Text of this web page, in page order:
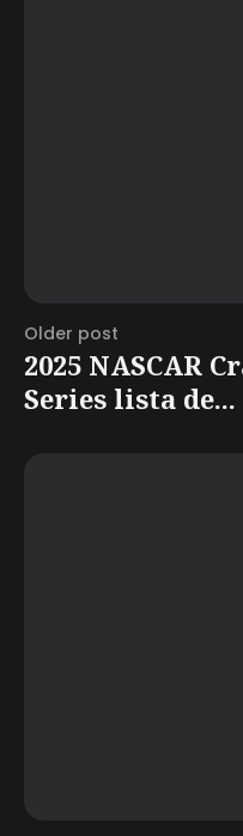
Older post
2025 NASCAR
Series lista de...